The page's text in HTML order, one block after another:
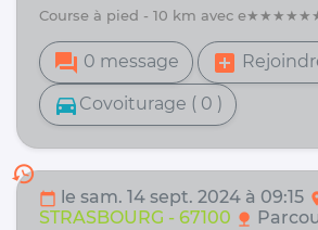
course à pied - 10 km avec
forum 0 message add_box
directions_car Covoiturage ( 0 )
history
calendar_today le sam. 14 sept. 2024 à 09:15
STRASBOURG - 67100 nature